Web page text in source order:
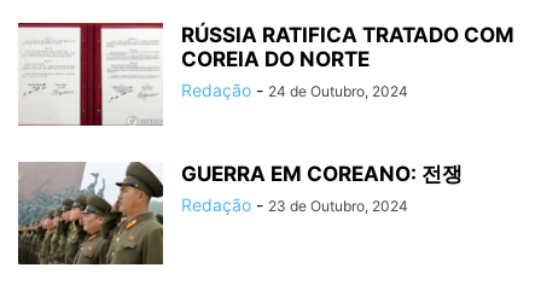
RÚSSIA RATIFICA TRATADO COM
COREIA DO NORTE
Redação - 24 de Outubro, 2024
GUERRA EM COREANO: 전쟁
Redação - 23 de Outubro, 2024